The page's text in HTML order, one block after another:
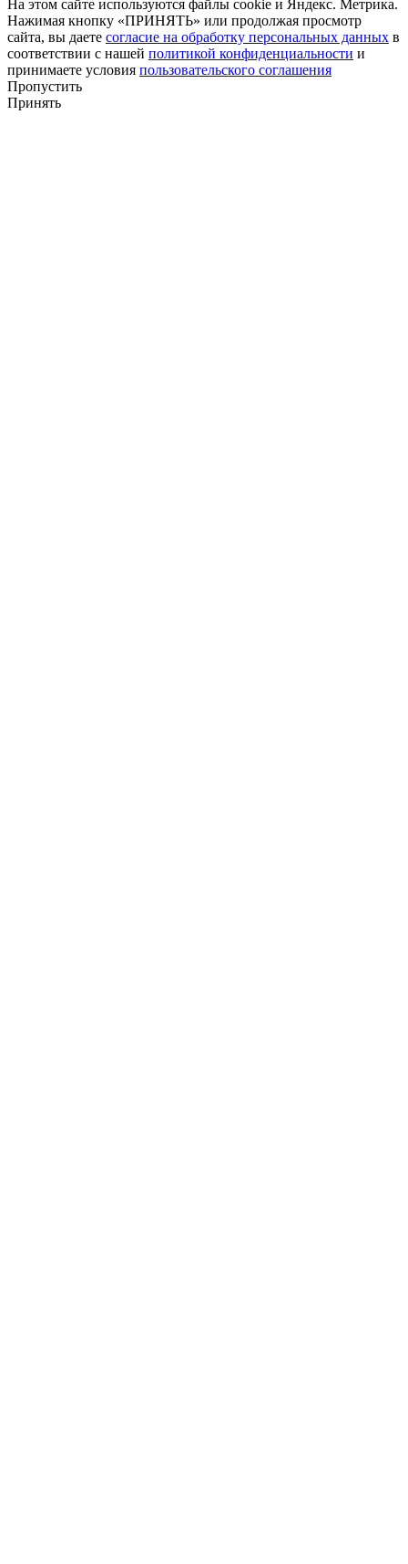
На этом сайте используются файлы cookie и Яндекс. Метрика.
Нажимая кнопку «ПРИНЯТЬ» или продолжая просмотр
сайта, вы даете согласие на обработку персональных данных в
соответствии с нашей политикой конфиденциальности и
принимаете условия пользовательского соглашения
Пропустить
Принять